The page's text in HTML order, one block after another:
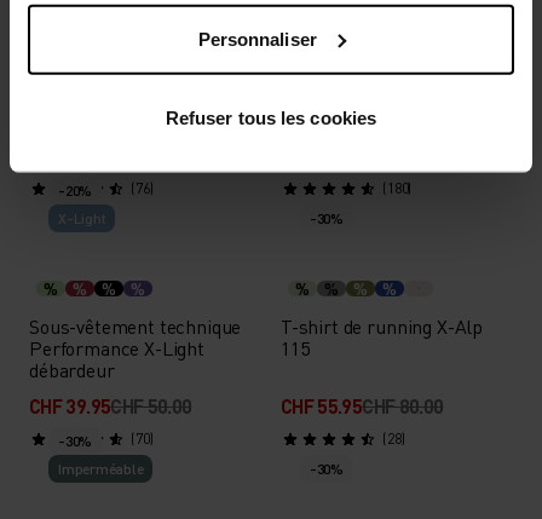
Personnaliser
Refuser tous les cookies
-30%
% % % %
Débardeur F-Dry
(76)
-30%
% % % % %
T-shirt F-Dry
(180)
-20%
X-Light
% % % %
Sous-vêtement technique
Performance X-Light
débardeur
CHF 39.95CHF 50.00
(70)
-30%
% % % %
T-shirt de running X-Alp
115
CHF 55.95CHF 80.00
(28)
-30%
Imperméable
-30%